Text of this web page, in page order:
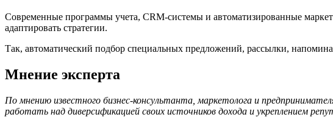
Современные программы учета, CRM-системы и автоматизированные
адаптировать стратегии.
Так, автоматический подбор специальных предложений, рассылки,
Мнение эксперта
По мнению известного бизнес-консультанта, маркетолога и
работать над диверсификацией своих источников дохода и укреплением